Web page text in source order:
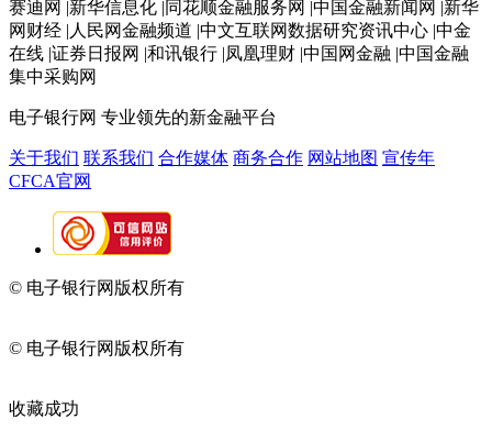
赛迪网 |新华信息化 |同花顺金融服务网 |中国金融新闻网 |新华
网财经 |人民网金融频道 |中文互联网数据研究资讯中心 |中金
在线 |证券日报网 |和讯银行 |凤凰理财 |中国网金融 |中国金融
集中采购网
电子银行网 专业领先的新金融平台
关于我们 联系我们 合作媒体 商务合作 网站地图 宣传年
CFCA官网
© 电子银行网版权所有
© 电子银行网版权所有
收藏成功